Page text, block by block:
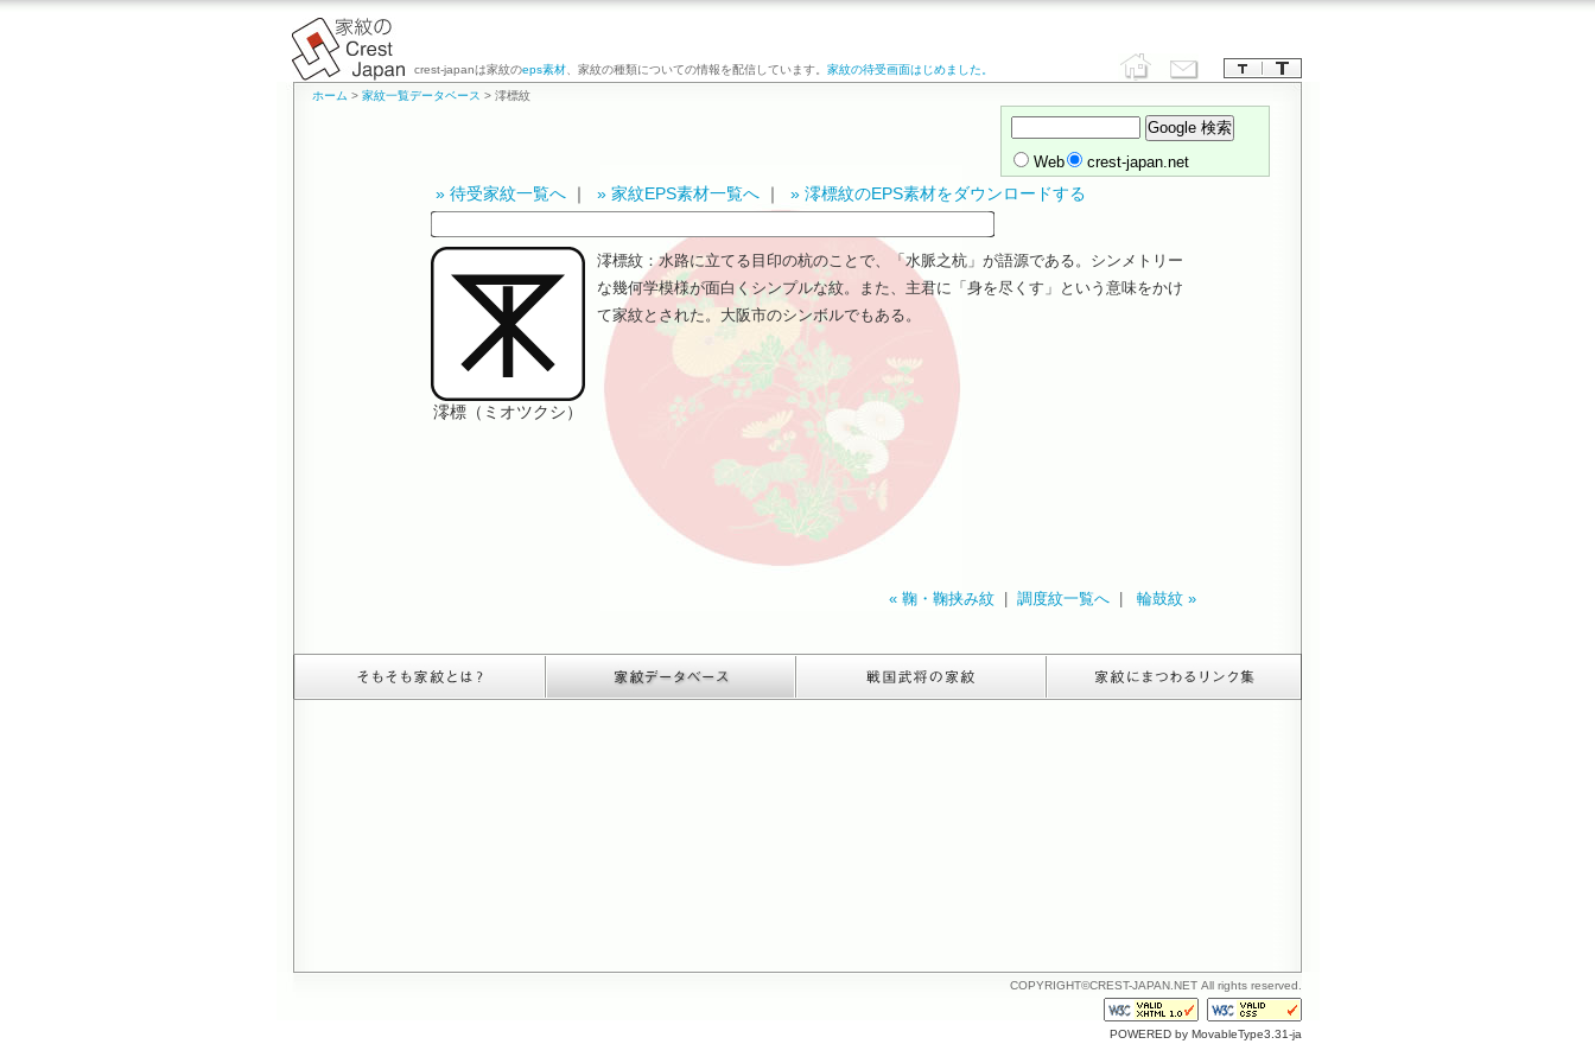
crest-japanは家紋のeps素材、家紋の種類についての情報を配信しています。 家紋の待受画面はじめました。
ホーム > 家紋一覧データベース > 澪標紋
Web crest-japan.net
» 待受家紋一覧へ｜ » 家紋EPS素材一覧へ｜ » 澪標紋のEPS素材をダウンロードする
澪標（ミオツクシ）
澪標紋：水路に立てる目印の杭のことで、「水脈之杭」が語源である。シンメトリー
な幾何学模様が面白くシンプルな紋。また、主君に「身を尽くす」という意味をかけ
て家紋とされた。大阪市のシンボルでもある。
« 鞠・鞠挟み紋| 調度紋一覧へ| 輪鼓紋 »
COPYRIGHT©CREST-JAPAN.NET All rights reserved.
POWERED by MovableType3.31-ja